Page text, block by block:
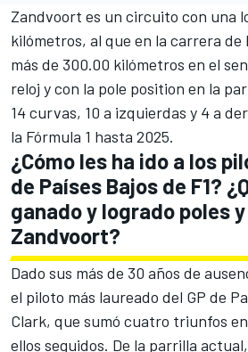
Zandvoort es un circuito con una
kilómetros, al que en la carrera de
más de 300.00 kilómetros en el
reloj y con la pole position en la
14 curvas, 10 a izquierdas y 4 a
la Fórmula 1 hasta 2025.
¿Cómo les ha ido a los
de Países Bajos de F1?
ganado y logrado poles
Zandvoort?
Dado sus más de 30 años de
el piloto más laureado del GP de
Clark, que sumó cuatro triunfos
ellos seguidos. De la parrilla